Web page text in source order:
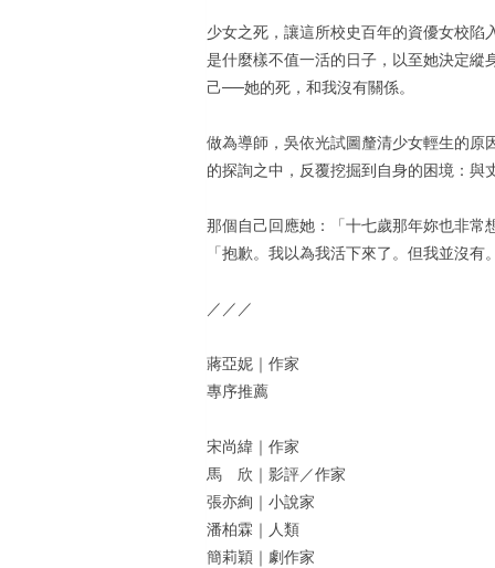
少女之死，讓這所校史百年的資優女校
是什麼樣不值一活的日子，以至她決定縱
己──她的死，和我沒有關係。
做為導師，吳依光試圖釐清少女輕生的
的探詢之中，反覆挖掘到自身的困境：與
那個自己回應她：「十七歲那年妳也非
「抱歉。我以為我活下來了。但我並沒有
／／／
蔣亞妮｜作家
專序推薦
宋尚緯｜作家
馬 欣｜影評／作家
張亦絢｜小說家
潘柏霖｜人類
簡莉穎｜劇作家